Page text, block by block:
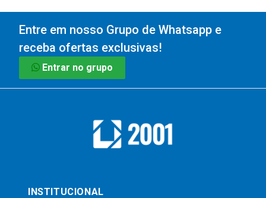
Entre em nosso Grupo de Whatsapp e
receba ofertas exclusivas!
Entrar no grupo
INSTITUCIONAL